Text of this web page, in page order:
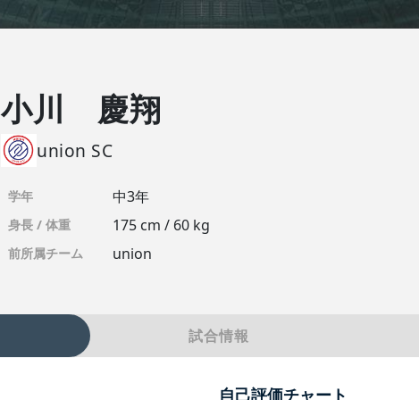
小川 慶翔
union SC
学年 中3年
身長 / 体重 175 cm / 60 kg
前所属チーム union
試合情報
自己評価チャート